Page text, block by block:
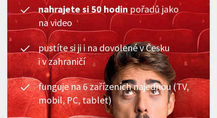
nahrajete si 50 hodin pořadů jako
na video
pustíte si ji i na dovolené v Česku
i v zahraničí
funguje na 6 zařízeních najednou (TV,
mobil, PC, tablet)